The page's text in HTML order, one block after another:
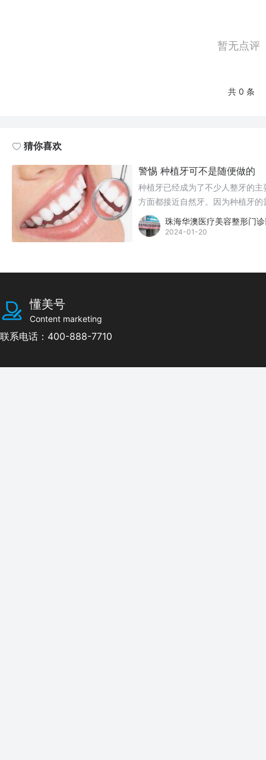
暂无点评
共 0 条
猜你喜欢
警惕 种植牙可不是随便做的
种植牙已经成为了不少人整牙的
方面都接近自然牙。因为种植牙
噱头，吸引患者。有很多对种植
牙。
珠海华澳医疗美容整形门
2024-01-20
懂美号
Content marketing
联系电话：400-888-7710